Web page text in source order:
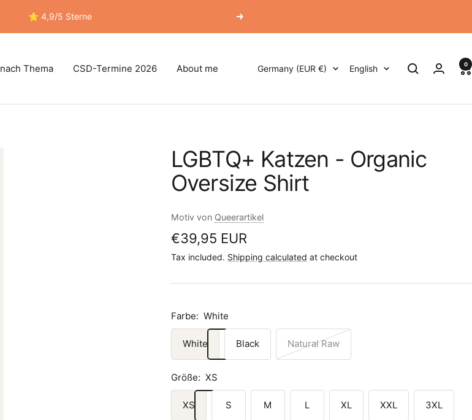
⭐ 4,9/5 Sterne Next
nach Thema CSD-Termine 2026 About me
Country/region
Germany (EUR €) Language
English 0
LGBTQ+ Katzen - Organic
Oversize Shirt
Motiv von Queerartikel
Sale
price
€39,95 EUR
Tax included. Shipping calculated at checkout
Farbe: White
White Black Natural Raw
Größe: XS
XS S M L XL XXL 3XL